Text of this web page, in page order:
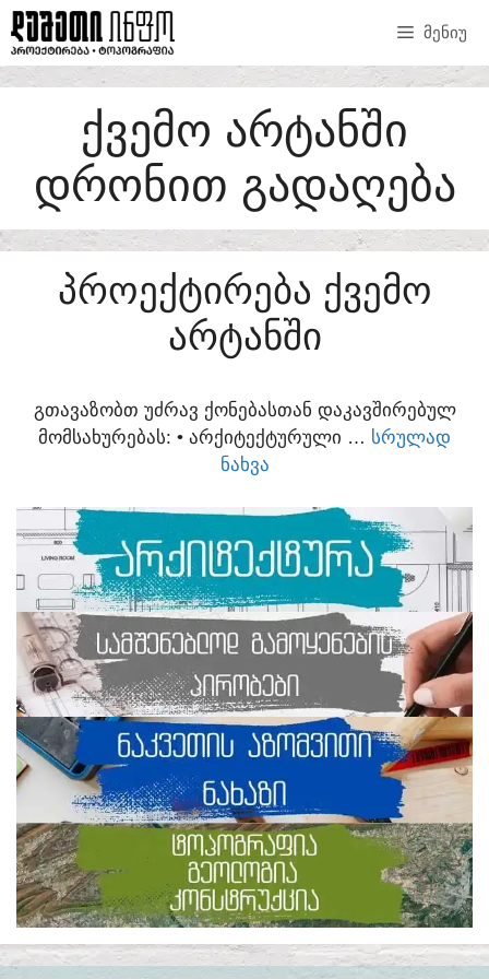
SKIP
TO
CONTENT
ᲛᲔᲜᲘᲣ
ᲥᲕᲔᲛᲝ ᲐᲠᲢᲐᲜᲨᲘ
ᲓᲠᲝᲜᲘᲗ ᲒᲐᲓᲐᲦᲔᲑᲐ
ᲞᲠᲝᲔᲥᲢᲘᲠᲔᲑᲐ ᲥᲕᲔᲛᲝ
ᲐᲠᲢᲐᲜᲨᲘ
ᲒᲗᲐᲕᲐᲖᲝᲑᲗ ᲣᲫᲠᲐᲕ ᲥᲝᲜᲔᲑᲐᲡᲗᲐᲜ ᲓᲐᲙᲐᲕᲨᲘᲠᲔᲑᲣᲚ
ᲛᲝᲛᲡᲐᲮᲣᲠᲔᲑᲐᲡ:​ • ᲐᲠᲥᲘᲢᲔᲥᲢᲣᲠᲣᲚᲘ … ᲡᲠᲣᲚᲐᲓ
ᲜᲐᲮᲕᲐ